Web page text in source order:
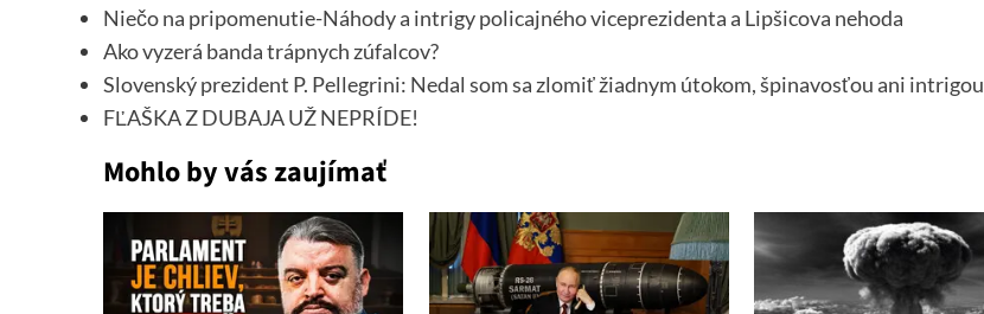
Niečo na pripomenutie-Náhody a intrigy policajného viceprezidenta a Lipšicova nehoda
Ako vyzerá banda trápnych zúfalcov?
Slovenský prezident P. Pellegrini: Nedal som sa zlomiť žiadnym útokom, špinavosťou ani intrigou
FĽAŠKA Z DUBAJA UŽ NEPRÍDE!
Mohlo by vás zaujímať